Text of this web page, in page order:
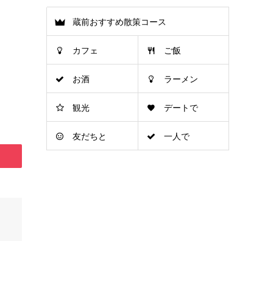
蔵前おすすめ散策コース
カフェ ご飯
お酒 ラーメン
観光 デートで
友だちと 一人で